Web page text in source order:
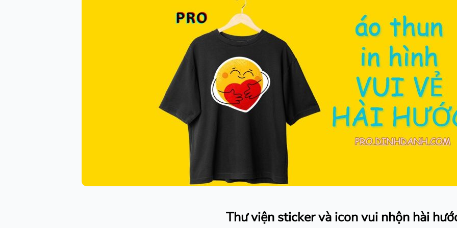
Thư viện sticker và icon vui nhộn hài